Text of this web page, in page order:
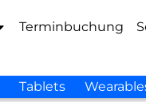
Terminbuchung
Tablets